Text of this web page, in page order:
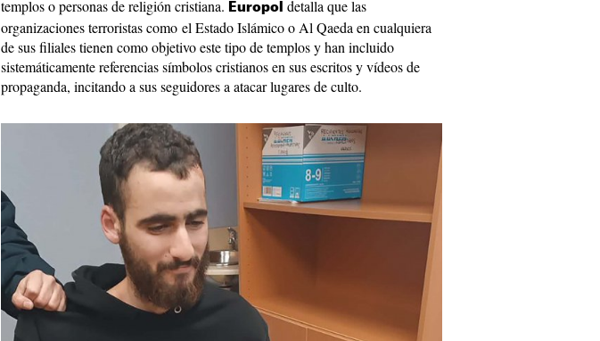
templos o personas de religión cristiana. Europol detalla que las
organizaciones terroristas como el Estado Islámico o Al Qaeda en cualquiera
de sus filiales tienen como objetivo este tipo de templos y han incluido
sistemáticamente referencias símbolos cristianos en sus escritos y vídeos de
propaganda, incitando a sus seguidores a atacar lugares de culto.